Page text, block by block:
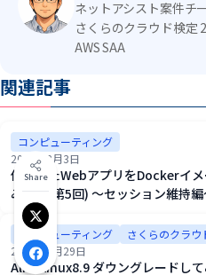
ネットアシスト案件チ
さくらのクラウド検定
AWS SAA
関連記事
コンピューティング
2026年8月3日
作成したWebアプリをDockerイ
みよう(第5回) ～セッション維持編
コンピューティング
さくらのクラウ
2026年7月29日
AlmaLinux8.9 ダウングレードし
Share
Xでシェア
Facebookでシェア